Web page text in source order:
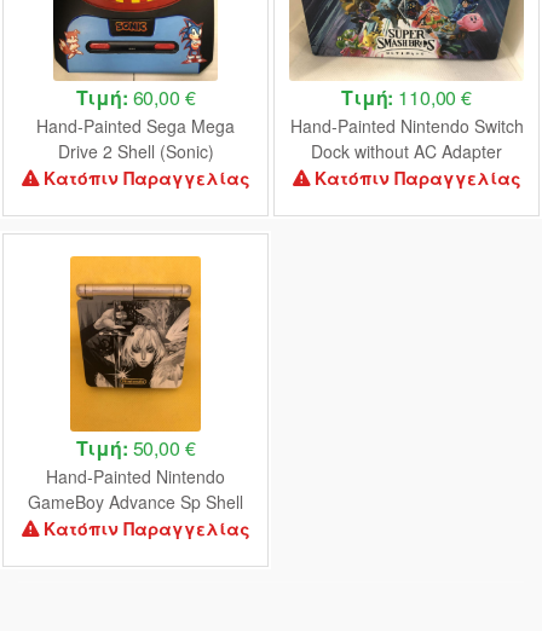
Τιμή: 60,00 €
Hand-Painted Sega Mega
Drive 2 Shell (Sonic)
Κατόπιν Παραγγελίας
Τιμή: 110,00 €
Hand-Painted Nintendo Switch
Dock without AC Adapter
(Super Smash Bros)
Κατόπιν Παραγγελίας
Τιμή: 50,00 €
Hand-Painted Nintendo
GameBoy Advance Sp Shell
(Castlevania)
Κατόπιν Παραγγελίας